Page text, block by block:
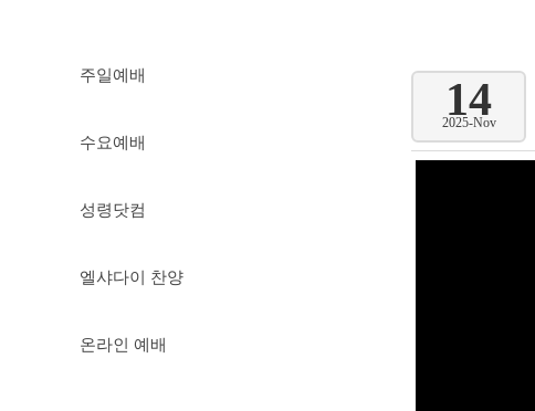
주일예배
수요예배
성령닷컴
엘샤다이 찬양
온라인 예배
14
2025-Nov